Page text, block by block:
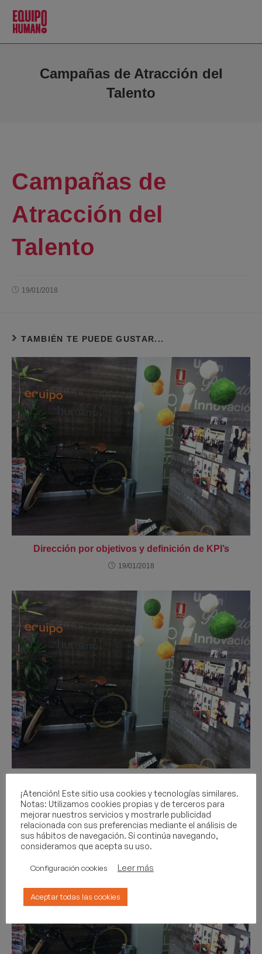
Campañas de Atracción del
Talento
Campañas de
Atracción del
Talento
19/01/2018
TAMBIÉN TE PUEDE GUSTAR...
Dirección por objetivos y definición de KPI’s
19/01/2018
19/01/2018
¡Atención! Este sitio usa cookies y tecnologías similares.
Notas: Utilizamos cookies propias y de terceros para
mejorar nuestros servicios y mostrarle publicidad
relacionada con sus preferencias mediante el análisis de
sus hábitos de navegación. Si continúa navegando,
consideramos que acepta su uso.
Configuración cookies Leer más
Aceptar todas las cookies